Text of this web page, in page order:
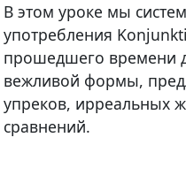
В этом уроке мы
употребления
прошедшего времени
вежливой формы,
упреков, ирреальных
сравнений.